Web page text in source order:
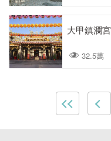
大甲鎮瀾宮
32.5萬